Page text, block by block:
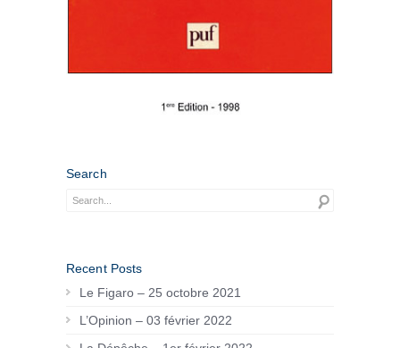
Search
Recent Posts
Le Figaro – 25 octobre 2021
L’Opinion – 03 février 2022